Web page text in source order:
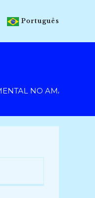
Português
NO